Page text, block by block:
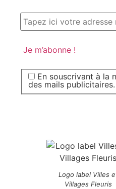
En souscrivant à la
des mails publicitaires.
Logo label Villes
Villages Fleuris